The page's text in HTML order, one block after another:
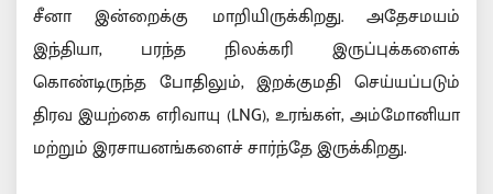
சீனா இன்றைக்கு மாறியிருக்கிறது. அதேசமயம்
இந்தியா, பரந்த நிலக்கரி இருப்புக்களைக்
கொண்டிருந்த போதிலும், இறக்குமதி செய்யப்படும்
திரவ இயற்கை எரிவாயு (LNG), உரங்கள், அம்மோனியா
மற்றும் இரசாயனங்களைச் சார்ந்தே இருக்கிறது.